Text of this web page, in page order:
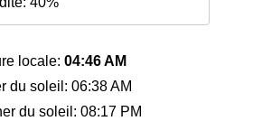
locale: 04:46 AM
du soleil: 06:38 AM
du soleil: 08:17 PM